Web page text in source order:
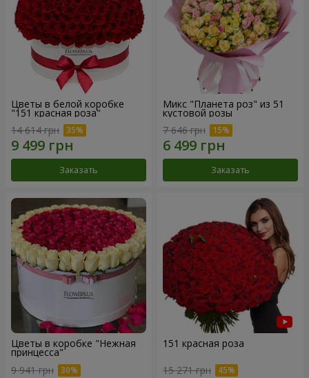
Цветы в белой коробке
"151 красная роза"
14 614 грн
Заказать
Микс "Планета роз" из 51
кустовой розы
7 646 грн
Заказать
Цветы в коробке "Нежная
принцесса"
9 941 грн
151 красная роза
15 271 грн